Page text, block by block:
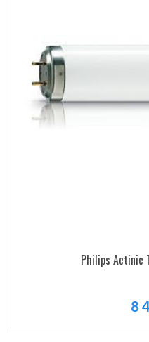
Philips Actinic
8